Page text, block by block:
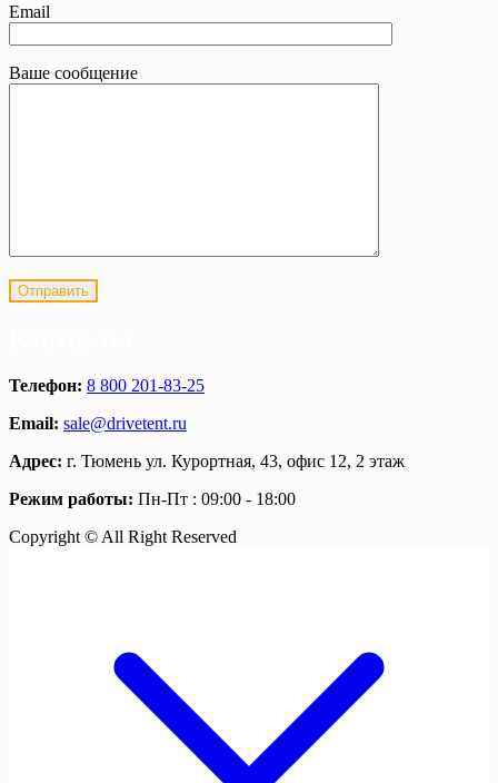
Email
Ваше сообщение
Телефон: 8 800 201-83-25
Email: sale@drivetent.ru
Адрес: г. Тюмень ул. Курортная, 43, офис 12, 2 этаж
Режим работы: Пн-Пт : 09:00 - 18:00
Copyright © All Right Reserved